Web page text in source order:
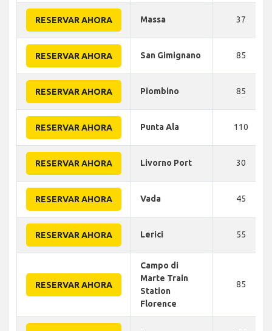
RESERVAR AHORA Massa 37
RESERVAR AHORA San Gimignano 85
RESERVAR AHORA Piombino 85
RESERVAR AHORA Punta Ala 110
RESERVAR AHORA Livorno Port 30
RESERVAR AHORA Vada 45
RESERVAR AHORA Lerici 55
RESERVAR AHORA
Campo di
Marte Train
Station
Florence
85